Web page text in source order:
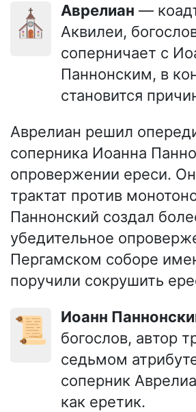
⛪ Аврелиан —
Аквилеи,
соперничает с
Паннонским, в
становится
Аврелиан решил
соперника Иоанна
опровержении ереси.
трактат против
Паннонский создал
убедительное
Пергамском соборе
поручили сокрушить
📜 Иоанн
богослов, автор
седьмом
соперник
как еретик.